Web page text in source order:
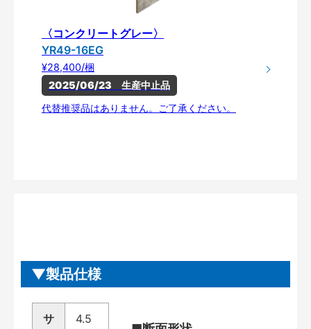
〈コンクリートグレー〉
YR49-16EG
¥28,400/梱
2025/06/23　生産中止品
代替推奨品はありません。ご了承ください。
製品仕様
サ
4.5